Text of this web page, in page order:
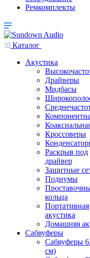
Ремкомплекты
Каталог
Акустика
Драйверы
Мидбасы
Кроссоверы
Раскрыв под
драйвер
Защитные
Подиумы
кольца
Портативная
акустика
Домашняя
Сабвуферы
Сабвуферы
см)